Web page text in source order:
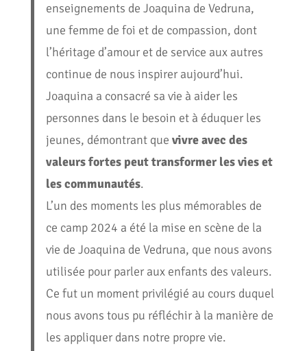
enseignements de Joaquina de Vedruna,
une femme de foi et de compassion, dont
l’héritage d’amour et de service aux autres
continue de nous inspirer aujourd’hui.
Joaquina a consacré sa vie à aider les
personnes dans le besoin et à éduquer les
jeunes, démontrant quevivre avec des
valeurs fortes peut transformer les vies et
les communautés.
L’un des moments les plus mémorables de
ce camp 2024 a été la mise en scène de la
vie de Joaquina de Vedruna, que nous avons
utilisée pour parler aux enfants des valeurs.
Ce fut un moment privilégié au cours duquel
nous avons tous pu réfléchir à la manière de
les appliquer dans notre propre vie.